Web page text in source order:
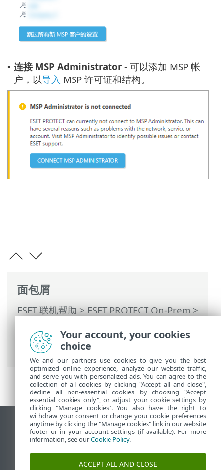
面包屑
ESET 联机帮助>ESET PROTECT On-Prem>
管服务提供商的 ESET PROTECT On-Prem>
MSP 状态概述
• 连接 MSP Administrator - 可以添加 MSP 帐
户，以导入 MSP 许可证和结构。
查看桌面站点
End of Life
ESET 知识库
Your account, your cookies
choice
We and our partners use cookies to give you the best
optimized online experience, analyze our website traffic,
and serve you with personalized ads. You can agree to the
collection of all cookies by clicking "Accept all and close",
decline all non-essential cookies by choosing "Accept
essential cookies only", or adjust your cookie settings by
clicking "Manage cookies". You also have the right to
withdraw your consent or change your cookie preferences
anytime by clicking the "Manage cookies" link in our website
footer or in your account settings (if available). For more
information, see ourCookie Policy.
ACCEPT ALL AND CLOSE